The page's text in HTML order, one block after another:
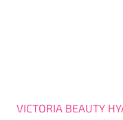
VICTORIA BEAUTY